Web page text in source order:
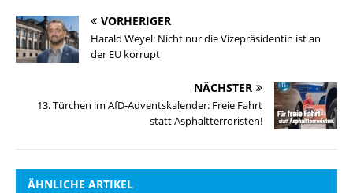
VORHERIGER
Harald Weyel: Nicht nur die Vizepräsidentin ist an
der EU korrupt
NÄCHSTER
13. Türchen im AfD-Adventskalender: Freie Fahrt
statt Asphaltterroristen!
ÄHNLICHE ARTIKEL